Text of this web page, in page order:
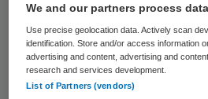
Ongewis
Het is te billijken dat
antwoorden liggen niet
We and our partners process
Use precise geolocation data. Actively scan
identification. Store and/or access information
advertising and content, advertising and
research and services development.
List of Partners (vendors)